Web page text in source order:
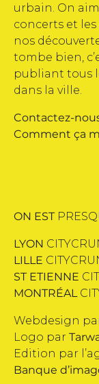
urbain. On
concerts et
nos
tombe bien,
publiant tous
dans la ville.
Contactez-
Comment ça
ON EST
LYON
LILLE
ST ETIENNE
MONTRÉAL
Webdesign
Logo par
Edition par
Banque